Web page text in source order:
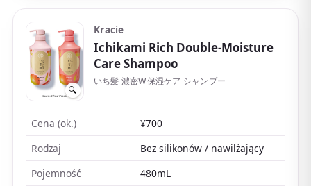
🔍
Kracie
Ichikami Rich Double-Moisture
Care Shampoo
いち髪 濃密W保湿ケア シャンプー
Cena (ok.)
¥700
Rodzaj
Bez silikonów / nawilżający
Pojemność
480mL